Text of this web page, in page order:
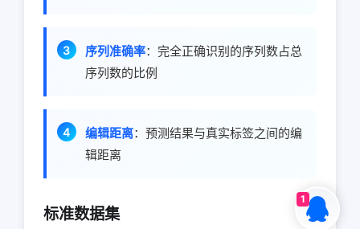
序列准确率：完全正确识别的序列数占总
序列数的比例
编辑距离：预测结果与真实标签之间的编
辑距离
标准数据集
1